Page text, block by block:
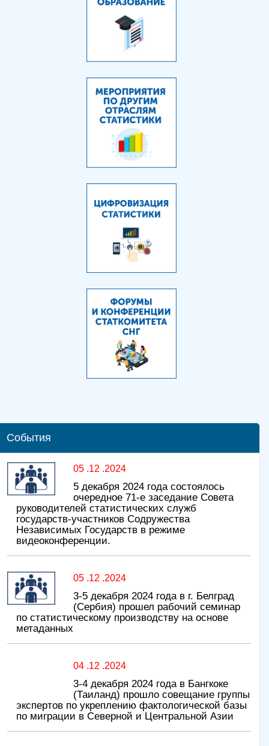
События
05 .12 .2024
5 декабря 2024 года состоялось
очередное 71-е заседание Совета
руководителей статистических служб
государств-участников Содружества
Независимых Государств в режиме
видеоконференции.
05 .12 .2024
3-5 декабря 2024 года в г. Белград
(Сербия) прошел рабочий семинар
по статистическому производству на основе
метаданных
04 .12 .2024
3-4 декабря 2024 года в Бангкоке
(Таиланд) прошло совещание группы
экспертов по укреплению фактологической базы
по миграции в Северной и Центральной Азии